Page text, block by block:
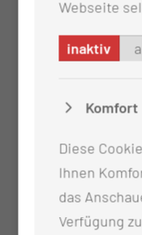
Webseite
inaktiv
Komfort
Diese
Ihnen
das
Verfügung